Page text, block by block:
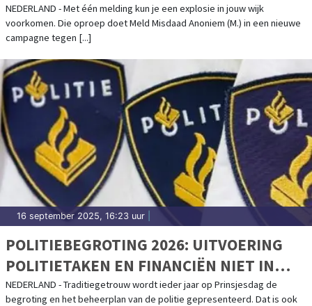
NEDERLAND - Met één melding kun je een explosie in jouw wijk
voorkomen. Die oproep doet Meld Misdaad Anoniem (M.) in een nieuwe
campagne tegen [...]
16 september 2025, 16:23 uur
POLITIEBEGROTING 2026: UITVOERING
POLITIETAKEN EN FINANCIËN NIET IN
BALANS
NEDERLAND - Traditiegetrouw wordt ieder jaar op Prinsjesdag de
begroting en het beheerplan van de politie gepresenteerd. Dat is ook